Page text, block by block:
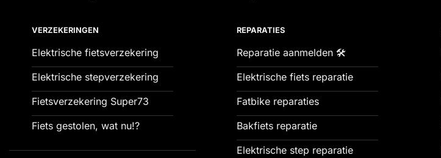
VERZEKERINGEN
Elektrische fietsverzekering
Elektrische stepverzekering
Fietsverzekering Super73
Fiets gestolen, wat nu!?
REPARATIES
Reparatie aanmelden 🛠️
Elektrische fiets reparatie
Fatbike reparaties
Bakfiets reparatie
Elektrische step reparatie